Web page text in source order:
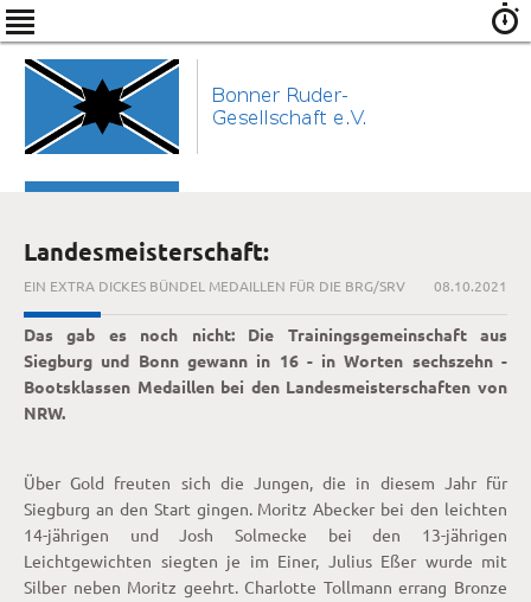
Landesmeisterschaft:
EIN EXTRA DICKES BÜNDEL MEDAILLEN FÜR DIE BRG/SRV 08.10.2021
Das gab es noch nicht: Die Trainingsgemeinschaft aus
Siegburg und Bonn gewann in 16 - in Worten sechszehn -
Bootsklassen Medaillen bei den Landesmeisterschaften von
NRW.
Über Gold freuten sich die Jungen, die in diesem Jahr für
Siegburg an den Start gingen. Moritz Abecker bei den leichten
14-jährigen und Josh Solmecke bei den 13-jährigen
Leichtgewichten siegten je im Einer, Julius Eßer wurde mit
Silber neben Moritz geehrt. Charlotte Tollmann errang Bronze